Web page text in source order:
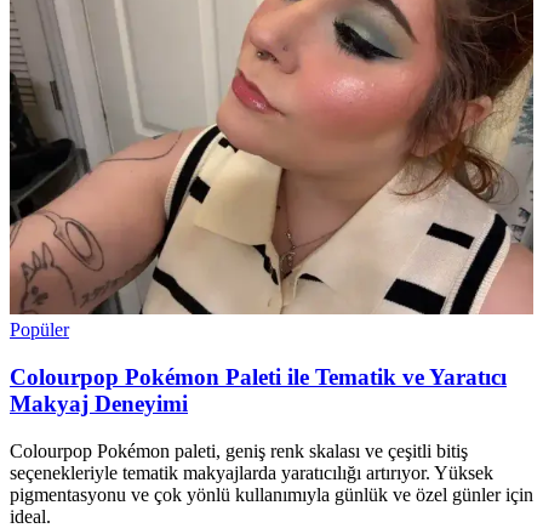
Popüler
Colourpop Pokémon Paleti ile Tematik ve Yaratıcı
Makyaj Deneyimi
Colourpop Pokémon paleti, geniş renk skalası ve çeşitli bitiş
seçenekleriyle tematik makyajlarda yaratıcılığı artırıyor. Yüksek
pigmentasyonu ve çok yönlü kullanımıyla günlük ve özel günler için
ideal.